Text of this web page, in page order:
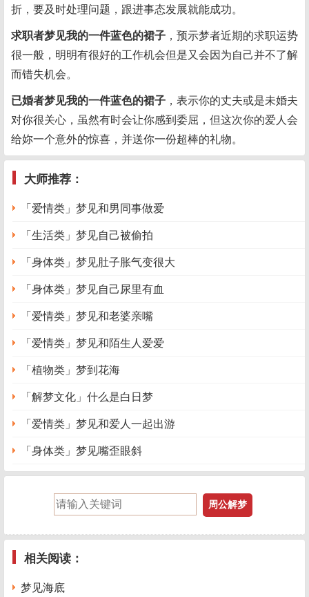
折，要及时处理问题，跟进事态发展就能成功。
求职者梦见我的一件蓝色的裙子 ，预示梦者近期的求职运势
很一般，明明有很好的工作机会但是又会因为自己并不了解
而错失机会。
已婚者梦见我的一件蓝色的裙子 ，表示你的丈夫或是未婚夫
对你很关心，虽然有时会让你感到委屈，但这次你的爱人会
给妳一个意外的惊喜，并送你一份超棒的礼物。
大师推荐：
「爱情类」梦见和男同事做爱
「生活类」梦见自己被偷拍
「身体类」梦见肚子胀气变很大
「身体类」梦见自己尿里有血
「爱情类」梦见和老婆亲嘴
「爱情类」梦见和陌生人爱爱
「植物类」梦到花海
「解梦文化」什么是白日梦
「爱情类」梦见和爱人一起出游
「身体类」梦见嘴歪眼斜
相关阅读：
梦见海底